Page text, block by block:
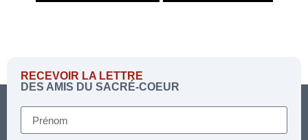
RECEVOIR LA LETTRE
DES AMIS DU SACRÉ-COEUR